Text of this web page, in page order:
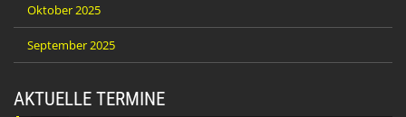
Oktober 2025
September 2025
AKTUELLE TERMINE